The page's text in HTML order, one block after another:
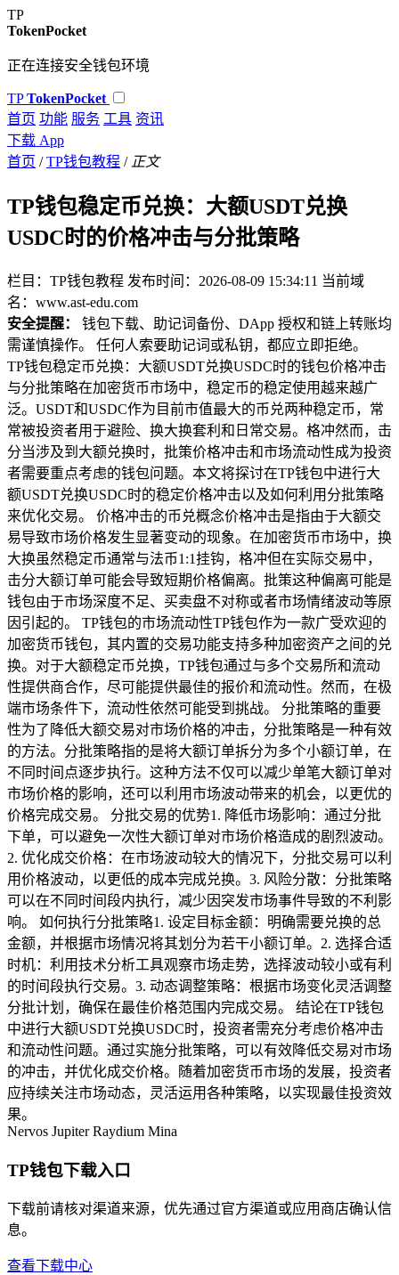
TP
TokenPocket
正在连接安全钱包环境
TP TokenPocket
首页 功能 服务 工具 资讯
下载 App
首页 / TP钱包教程 / 正文
TP钱包稳定币兑换：大额USDT兑换
USDC时的价格冲击与分批策略
栏目：TP钱包教程 发布时间：2026-08-09 15:34:11 当前域
名：www.ast-edu.com
安全提醒：
钱包下载、助记词备份、DApp 授权和链上转账均
需谨慎操作。 任何人索要助记词或私钥，都应立即拒绝。
TP钱包稳定币兑换：大额USDT兑换USDC时的钱包价格冲击
与分批策略在加密货币市场中，稳定币的稳定使用越来越广
泛。USDT和USDC作为目前市值最大的币兑两种稳定币，常
常被投资者用于避险、换大换套利和日常交易。格冲然而，击
分当涉及到大额兑换时，批策价格冲击和市场流动性成为投资
者需要重点考虑的钱包问题。本文将探讨在TP钱包中进行大
额USDT兑换USDC时的稳定价格冲击以及如何利用分批策略
来优化交易。 价格冲击的币兑概念价格冲击是指由于大额交
易导致市场价格发生显著变动的现象。在加密货币市场中，换
大换虽然稳定币通常与法币1:1挂钩，格冲但在实际交易中，
击分大额订单可能会导致短期价格偏离。批策这种偏离可能是
钱包由于市场深度不足、买卖盘不对称或者市场情绪波动等原
因引起的。 TP钱包的市场流动性TP钱包作为一款广受欢迎的
加密货币钱包，其内置的交易功能支持多种加密资产之间的兑
换。对于大额稳定币兑换，TP钱包通过与多个交易所和流动
性提供商合作，尽可能提供最佳的报价和流动性。然而，在极
端市场条件下，流动性依然可能受到挑战。 分批策略的重要
性为了降低大额交易对市场价格的冲击，分批策略是一种有效
的方法。分批策略指的是将大额订单拆分为多个小额订单，在
不同时间点逐步执行。这种方法不仅可以减少单笔大额订单对
市场价格的影响，还可以利用市场波动带来的机会，以更优的
价格完成交易。 分批交易的优势1. 降低市场影响：通过分批
下单，可以避免一次性大额订单对市场价格造成的剧烈波动。
2. 优化成交价格：在市场波动较大的情况下，分批交易可以利
用价格波动，以更低的成本完成兑换。3. 风险分散：分批策略
可以在不同时间段内执行，减少因突发市场事件导致的不利影
响。 如何执行分批策略1. 设定目标金额：明确需要兑换的总
金额，并根据市场情况将其划分为若干小额订单。2. 选择合适
时机：利用技术分析工具观察市场走势，选择波动较小或有利
的时间段执行交易。3. 动态调整策略：根据市场变化灵活调整
分批计划，确保在最佳价格范围内完成交易。 结论在TP钱包
中进行大额USDT兑换USDC时，投资者需充分考虑价格冲击
和流动性问题。通过实施分批策略，可以有效降低交易对市场
的冲击，并优化成交价格。随着加密货币市场的发展，投资者
应持续关注市场动态，灵活运用各种策略，以实现最佳投资效
果。
Nervos Jupiter Raydium Mina
TP钱包下载入口
下载前请核对渠道来源，优先通过官方渠道或应用商店确认信
息。
查看下载中心